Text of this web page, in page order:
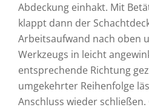
Abdeckung einhakt. Mit
klappt dann der
Arbeitsaufwand nach oben
Werkzeugs in leicht
entsprechende Richtung
umgekehrter Reihenfolge
Anschluss wieder